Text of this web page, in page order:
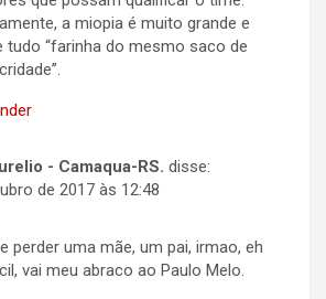
a miopia é muito grande e
tudo “farinha do mesmo saco de
- Camaqua-RS. disse:
de 2017 às 12:48
perder uma mãe, um pai, irmao, eh
vai meu abraco ao Paulo Melo.